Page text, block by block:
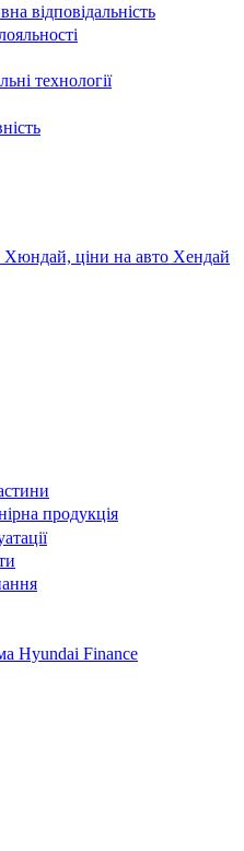
відповідальність
технології
продукція
Hyundai Finance